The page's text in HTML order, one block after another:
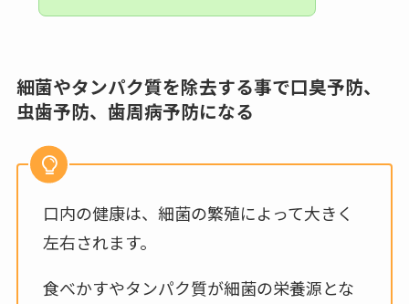
細菌やタンパク質を除去する事で口臭予防、
虫歯予防、歯周病予防になる
口内の健康は、細菌の繁殖によって大きく
左右されます。
食べかすやタンパク質が細菌の栄養源とな